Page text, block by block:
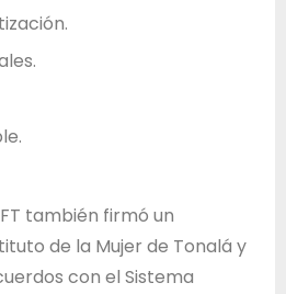
también firmó un
de la Mujer de Tonalá y
con el Sistema